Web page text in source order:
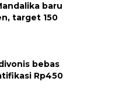
baru
target 150
bebas
Rp450